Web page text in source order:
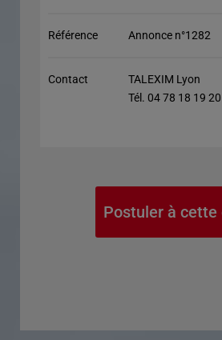
Référence Annonce n°1282
Contact
TALEXIM Lyon
Tél. 04 78 18 19 20
Postuler à cette